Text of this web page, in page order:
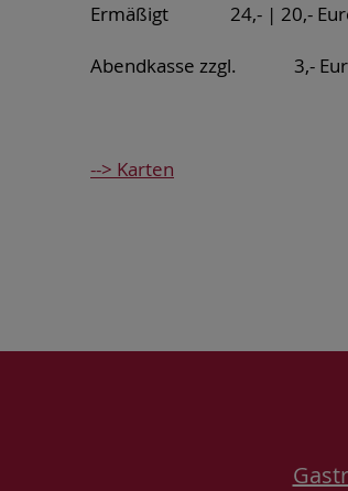
Ermäßigt 24,- | 20,-
Abendkasse zzgl. 3,-
--> Karten